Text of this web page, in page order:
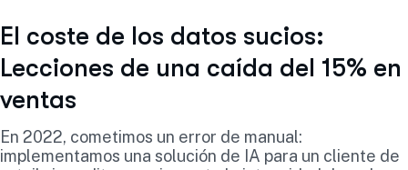
El coste de los datos sucios:
Lecciones de una caída del 15% en
ventas
En 2022, cometimos un error de manual:
implementamos una solución de IA para un cliente de